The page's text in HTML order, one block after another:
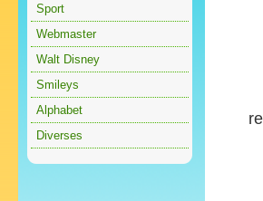
Sport
Webmaster
Walt Disney
Smileys
Alphabet
Diverses